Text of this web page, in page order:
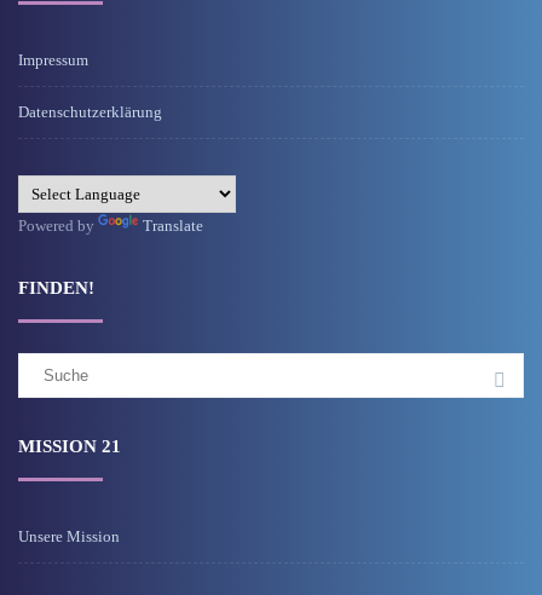
Impressum
Datenschutzerklärung
Powered by Translate
FINDEN!
MISSION 21
Unsere Mission